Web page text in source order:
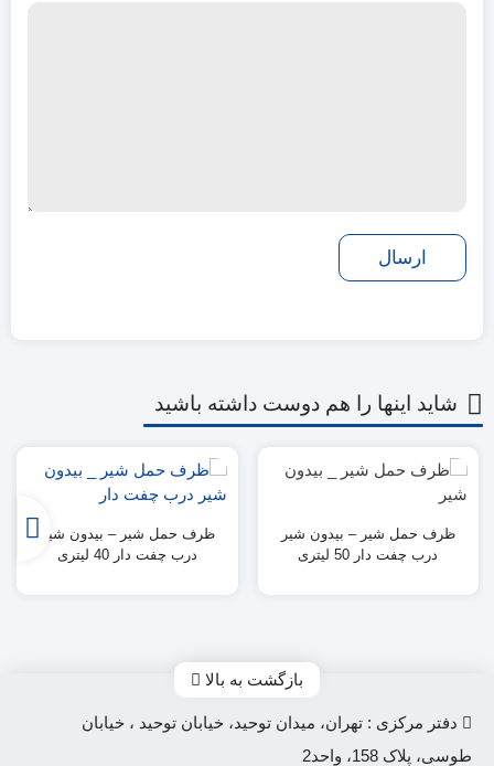
شاید اینها را هم دوست داشته باشید
ظرف حمل شیر – بیدون شیر
درب چفت دار 50 لیتری
ظرف حمل شیر – بیدون شیر
درب چفت دار 40 لیتری
بازگشت به بالا
دفتر مرکزی : تهران، میدان توحید، خیابان توحید ، خیابان
طوسی، پلاک 158، واحد2